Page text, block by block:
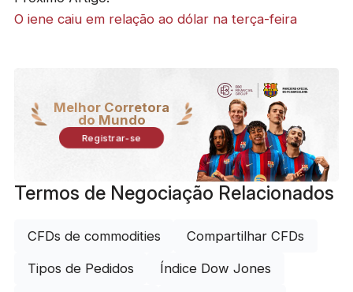
O iene caiu em relação ao dólar na terça-feira
Melhor Corretora
do Mundo
Registrar-se
Termos de Negociação Relacionados
CFDs de commodities Compartilhar CFDs
Tipos de Pedidos Índice Dow Jones